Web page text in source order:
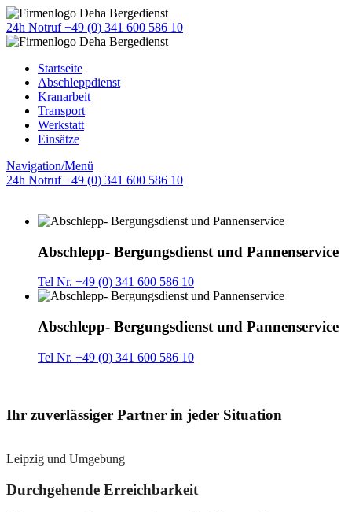
24h Notruf +49 (0) 341 600 586 10
Startseite
Abschleppdienst
Kranarbeit
Transport
Werkstatt
Einsätze
Navigation/Menü
24h Notruf +49 (0) 341 600 586 10
Abschlepp- Bergungsdienst und Pannenservice
Tel Nr. +49 (0) 341 600 586 10
Abschlepp- Bergungsdienst und Pannenservice
Tel Nr. +49 (0) 341 600 586 10
Ihr zuverlässiger Partner in jeder Situation
Leipzig und Umgebung
Durchgehende Erreichbarkeit